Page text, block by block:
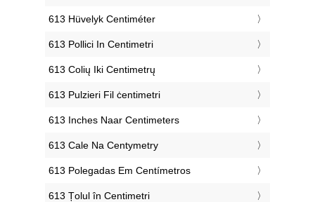
‎613 Hüvelyk Centiméter
‎613 Pollici In Centimetri
‎613 Colių Iki Centimetrų
‎613 Pulzieri Fil ċentimetri
‎613 Inches Naar Centimeters
‎613 Cale Na Centymetry
‎613 Polegadas Em Centímetros
‎613 Țolul în Centimetri